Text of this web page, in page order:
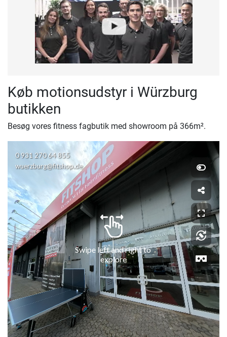
Køb motionsudstyr i Würzburg
butikken
Besøg vores fitness fagbutik med showroom på 366m².